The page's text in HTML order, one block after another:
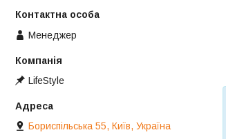
Менеджер
LifeStyle
Бориспільська 55, Київ, Україна